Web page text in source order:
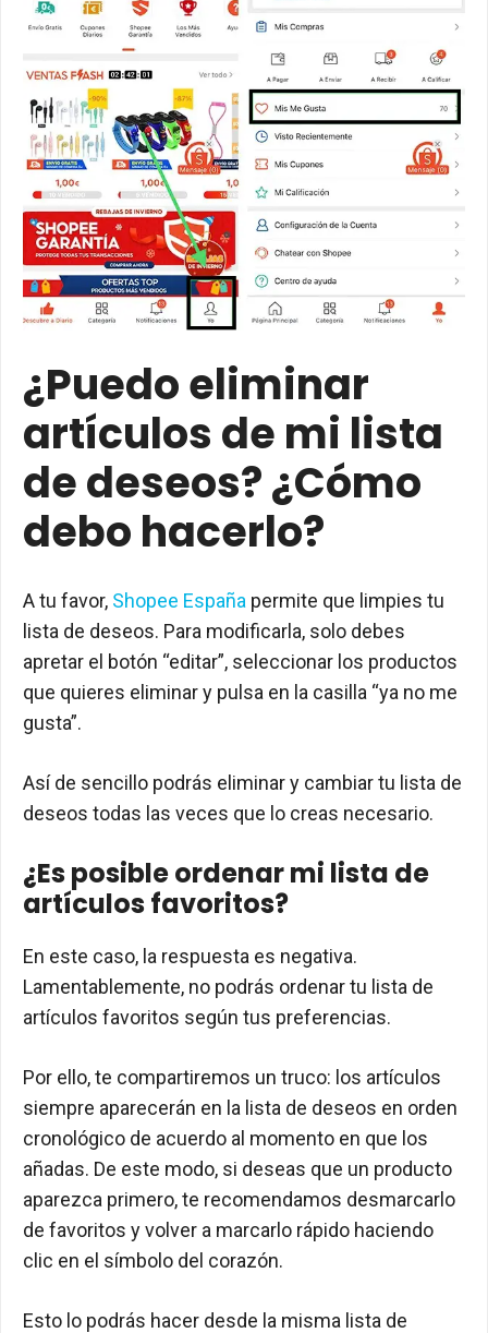
¿Puedo eliminar
artículos de mi lista
de deseos? ¿Cómo
debo hacerlo?
A tu favor, Shopee España permite que limpies tu
lista de deseos. Para modificarla, solo debes
apretar el botón “editar”, seleccionar los productos
que quieres eliminar y pulsa en la casilla “ya no me
gusta”.
Así de sencillo podrás eliminar y cambiar tu lista de
deseos todas las veces que lo creas necesario.
¿Es posible ordenar mi lista de
artículos favoritos?
En este caso, la respuesta es negativa.
Lamentablemente, no podrás ordenar tu lista de
artículos favoritos según tus preferencias.
Por ello, te compartiremos un truco: los artículos
siempre aparecerán en la lista de deseos en orden
cronológico de acuerdo al momento en que los
añadas. De este modo, si deseas que un producto
aparezca primero, te recomendamos desmarcarlo
de favoritos y volver a marcarlo rápido haciendo
clic en el símbolo del corazón.
Esto lo podrás hacer desde la misma lista de